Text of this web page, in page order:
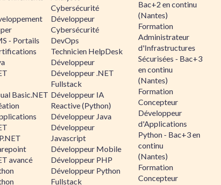
- Portails
Basic.NET
avancé
Cybersécurité
Développeur
Cybersécurité
DevOps
Technicien HelpDesk
Développeur
Développeur .NET
Fullstack
Développeur IA
Reactive (Python)
Développeur Java
Développeur
Javascript
Développeur Mobile
Développeur PHP
Développeur Python
Fullstack
Bac+2 en continu
(Nantes)
Formation
Administrateur
d'Infrastructures
Sécurisées - Bac+3
en continu
(Nantes)
Formation
Concepteur
Développeur
d'Applications
Python - Bac+3 en
continu
(Nantes)
Formation
Concepteur